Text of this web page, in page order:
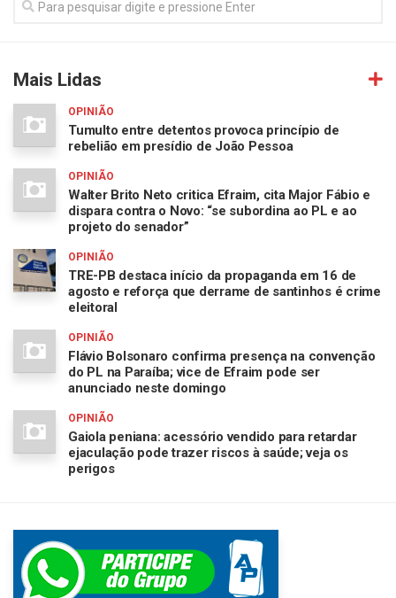
Mais Lidas
OPINIÃO
Tumulto entre detentos provoca princípio de
rebelião em presídio de João Pessoa
OPINIÃO
Walter Brito Neto critica Efraim, cita Major Fábio e
dispara contra o Novo: “se subordina ao PL e ao
projeto do senador”
OPINIÃO
TRE-PB destaca início da propaganda em 16 de
agosto e reforça que derrame de santinhos é crime
eleitoral
OPINIÃO
Flávio Bolsonaro confirma presença na convenção
do PL na Paraíba; vice de Efraim pode ser
anunciado neste domingo
OPINIÃO
Gaiola peniana: acessório vendido para retardar
ejaculação pode trazer riscos à saúde; veja os
perigos